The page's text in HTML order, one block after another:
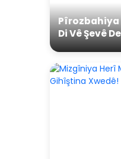
Pîrozbahiya
Di Vê Şevê